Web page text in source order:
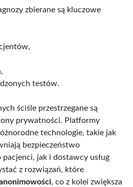
zbierane są kluczowe
testów.
ściśle przestrzegane są
prywatności. Platformy
technologie, takie jak
bezpieczeństwo
jak i dostawcy usług
z rozwiązań, które
, co z kolei zwiększa